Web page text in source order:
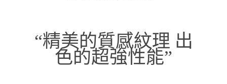
“精美的質感紋理 出
色的超強性能”